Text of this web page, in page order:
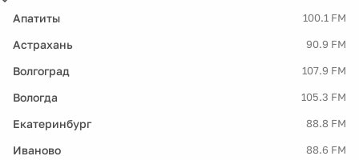
Апатиты 100.1 FM
Астрахань 90.9 FM
Волгоград 107.9 FM
Вологда 105.3 FM
Екатеринбург 88.8 FM
Иваново 88.6 FM